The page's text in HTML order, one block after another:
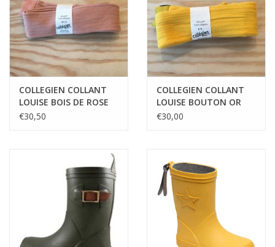
COLLEGIEN COLLANT
LOUISE BOIS DE ROSE
€30,50
COLLEGIEN COLLANT
LOUISE BOUTON OR
€30,00